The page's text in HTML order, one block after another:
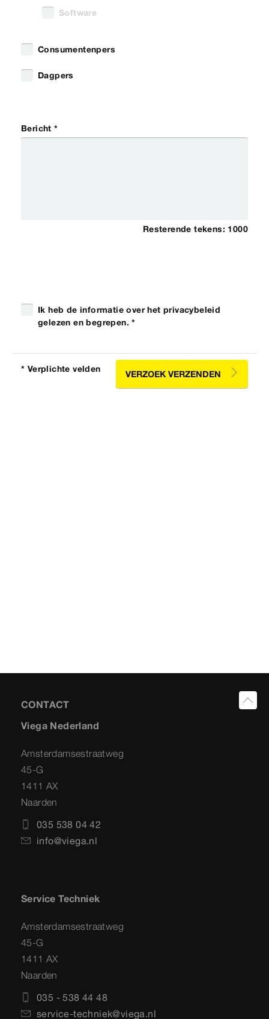
Software
Consumentenpers
Dagpers
Bericht *
Resterende tekens: 1000
Ik heb de informatie over het privacybeleid
gelezen en begrepen. *
* Verplichte velden
VERZOEK VERZENDEN
CONTACT
Viega Nederland
Amsterdamsestraatweg
45-G
1411 AX
Naarden
035 538 04 42
info@viega.nl
Service Techniek
Amsterdamsestraatweg
45-G
1411 AX
Naarden
035 - 538 44 48
service-techniek@viega.nl